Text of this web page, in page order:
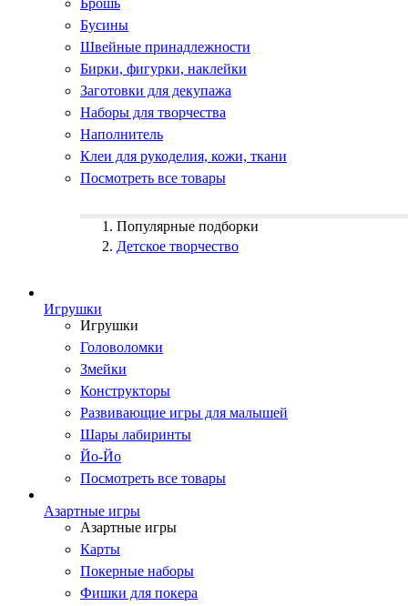
Брошь
Бусины
Швейные принадлежности
Бирки, фигурки, наклейки
Заготовки для декупажа
Наборы для творчества
Наполнитель
Клеи для рукоделия, кожи, ткани
Посмотреть все товары
Популярные подборки
Детское творчество
Игрушки
Игрушки
Головоломки
Змейки
Конструкторы
Развивающие игры для малышей
Шары лабиринты
Йо-Йо
Посмотреть все товары
Азартные игры
Азартные игры
Карты
Покерные наборы
Фишки для покера